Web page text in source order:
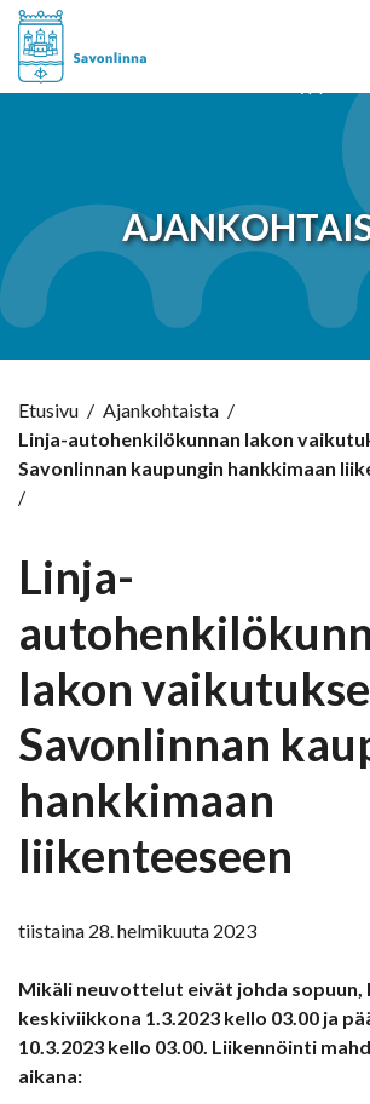
Etusivu / Ajankohtaista /
Linja-autohenkilökunnan lakon
Savonlinnan kaupungin hankkimaan
/
Linja-
lakon
Savonlinnan
hankkimaan
liikenteeseen
tiistaina 28. helmikuuta 2023
Mikäli neuvottelut eivät johda sopuun,
keskiviikkona 1.3.2023 kello 03.00 ja
10.3.2023 kello 03.00. Liikennöinti
aikana: